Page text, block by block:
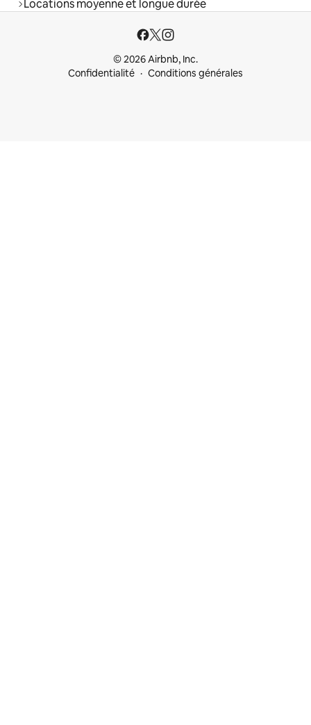
Locations moyenne et longue durée
© 2026 Airbnb, Inc.
Confidentialité
Conditions générales